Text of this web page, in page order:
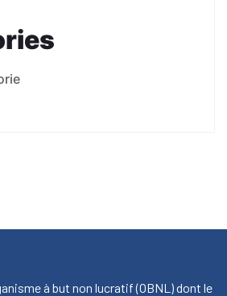
à but non lucratif (OBNL) dont le